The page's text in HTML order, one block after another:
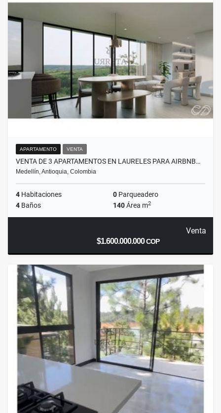
APARTAMENTO VENTA
VENTA DE 3 APARTAMENTOS EN LAURELES PARA AIRBNB…
Medellín, Antioquia, Colombia
4 Habitaciones 0 Parqueadero
4 Baños 140Área m2
Venta
$1.600.000.000COP